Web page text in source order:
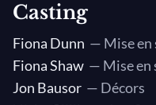
II. La
II. Le Rigodon
II. Ô la
décevante
Casting
Fiona Dunn — Mise en
Fiona Shaw — Mise en
Jon Bausor — Décors